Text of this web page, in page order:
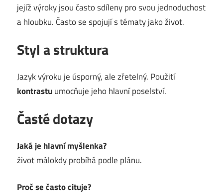
jejíž výroky jsou často sdíleny pro svou jednoduchost
a hloubku. Často se spojují s tématy jako život.
Styl a struktura
Jazyk výroku je úsporný, ale zřetelný. Použití
kontrastuumocňuje jeho hlavní poselství.
Časté dotazy
Jaká je hlavní myšlenka?
život málokdy probíhá podle plánu.
Proč se často cituje?